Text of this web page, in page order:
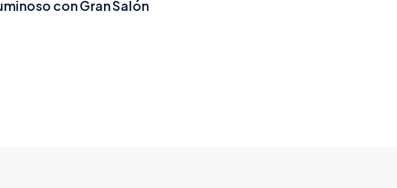
con Gran Salón